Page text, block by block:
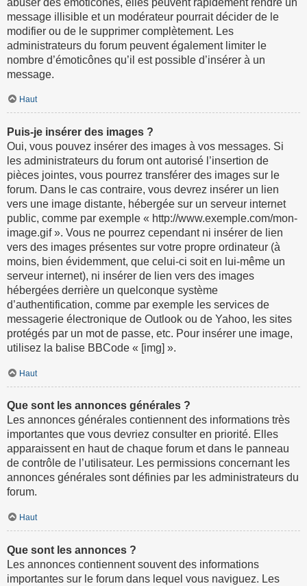
message illisible et un modérateur pourrait décider de le
modifier ou de le supprimer complètement. Les
administrateurs du forum peuvent également limiter le
nombre d’émoticônes qu’il est possible d’insérer à un
message.
Haut
Puis-je insérer des images ?
Oui, vous pouvez insérer des images à vos messages. Si
les administrateurs du forum ont autorisé l’insertion de
pièces jointes, vous pourrez transférer des images sur le
forum. Dans le cas contraire, vous devrez insérer un lien
vers une image distante, hébergée sur un serveur internet
public, comme par exemple « http://www.exemple.com/mon-
image.gif ». Vous ne pourrez cependant ni insérer de lien
vers des images présentes sur votre propre ordinateur (à
moins, bien évidemment, que celui-ci soit en lui-même un
serveur internet), ni insérer de lien vers des images
hébergées derrière un quelconque système
d’authentification, comme par exemple les services de
messagerie électronique de Outlook ou de Yahoo, les sites
protégés par un mot de passe, etc. Pour insérer une image,
utilisez la balise BBCode « [img] ».
Haut
Que sont les annonces générales ?
Les annonces générales contiennent des informations très
importantes que vous devriez consulter en priorité. Elles
apparaissent en haut de chaque forum et dans le panneau
de contrôle de l’utilisateur. Les permissions concernant les
annonces générales sont définies par les administrateurs du
forum.
Haut
Que sont les annonces ?
Les annonces contiennent souvent des informations
importantes sur le forum dans lequel vous naviguez. Les